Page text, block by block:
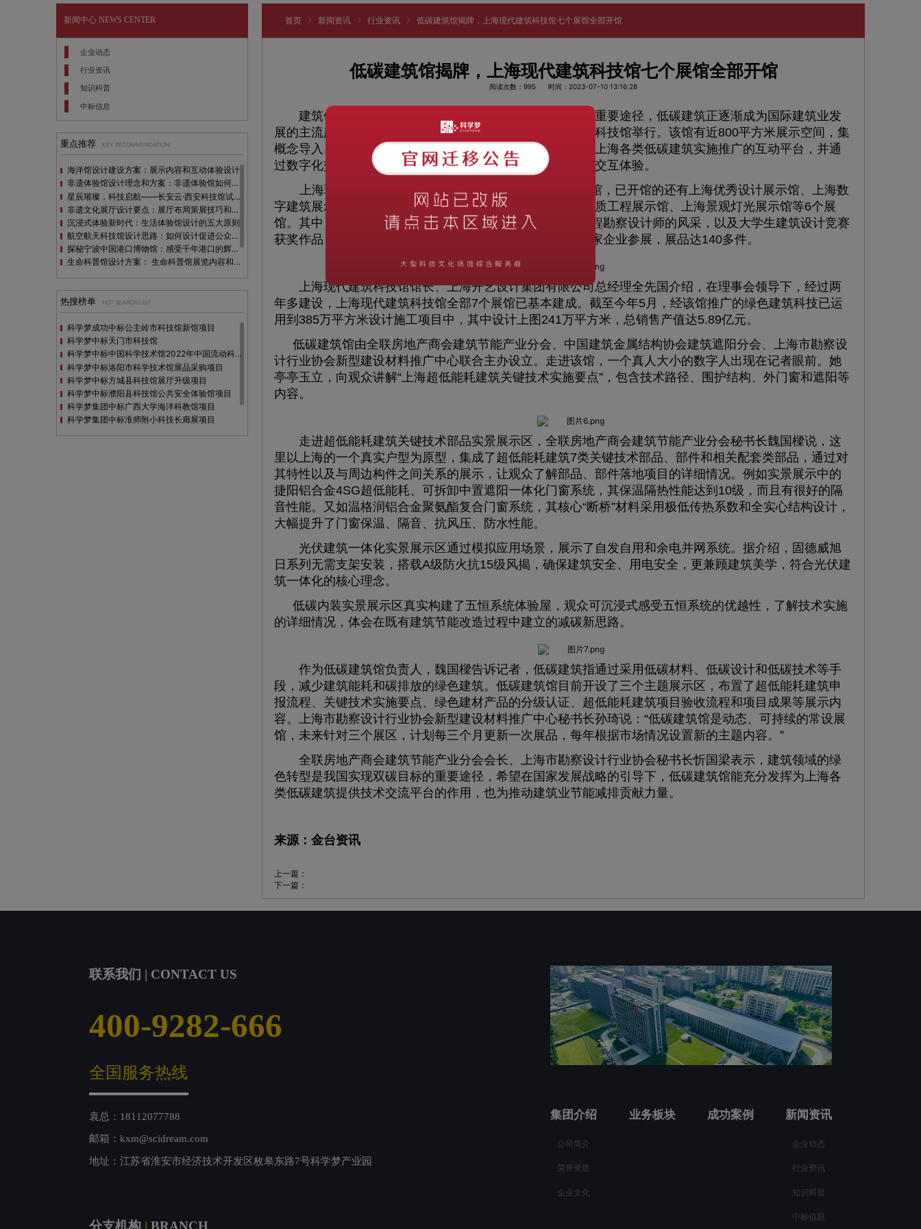
新闻中心NEWS CENTER
企业动态
行业资讯
知识科普
中标信息
重点推荐 KEY RECOMMENDATION
海洋馆设计建设方案：展示内容和互动体验设计
非遗体验馆设计理念和方案：非遗体验馆如何本土化设计？
星辰璀璨，科技启航——长安云·西安科技馆试营业，邀您共赴未来之旅！
非遗文化展厅设计要点：展厅布局策展技巧和创新元素
沉浸式体验新时代：生活体验馆设计的五大原则
航空航天科技馆设计思路：如何设计促进公众的兴趣
探秘宁波中国港口博物馆：感受千年港口的辉煌与变迁
生命科普馆设计方案： ​生命科普馆展览内容和互动方式
全息体验馆设计：打造身临其境的奇妙世界
热搜榜单 HOT SEARCH LIST
科学梦成功中标公主岭市科技馆新馆项目
科学梦中标天门市科技馆
科学梦中标中国科学技术馆2022年中国流动科技馆展览采购
科学梦中标洛阳市科学技术馆展品采购项目
科学梦中标方城县科技馆展厅升级项目
科学梦中标濮阳县科技馆公共安全体验馆项目
科学梦集团中标广西大学海洋科教馆项目
科学梦集团中标淮师附小科技长廊展项目
首页 新闻资讯 行业资讯 低碳建筑馆揭牌，上海现代建筑科技馆七个展馆全部开馆
低碳建筑馆揭牌，上海现代建筑科技馆七个展馆全部开馆
阅读次数：995 时间：2023-07-10 13:16:28
建筑领域的绿色转型是我国实现碳达峰、碳中和目标的重要途径，低碳建筑正逐渐成为国际建筑业发
展的主流趋势。近日，低碳建筑馆揭牌仪式在上海现代建筑科技馆举行。该馆有近800平方米展示空间，集
概念导入、教学展示、成果展览、技术交流于一体，将成为上海各类低碳建筑实施推广的互动平台，并通
过数字化交互与实景展示相结合的方式，为观众提供沉浸式交互体验。
上海现代建筑科技馆是由7个展馆组成，除了低碳建筑馆，已开馆的还有上海优秀设计展示馆、上海数
字建筑展示馆、安装之星展示馆、装饰装修展示馆、上海优质工程展示馆、上海景观灯光展示馆等6个展
馆。其中，优秀设计馆展示了155位第二届上海优秀青年工程勘察设计师的风采，以及大学生建筑设计竞赛
获奖作品；其他馆内展示建筑技术和新型材料，共有110余家企业参展，展品达140多件。
上海现代建筑科技馆馆长、上海开艺设计集团有限公司总经理全先国介绍，在理事会领导下，经过两
年多建设，上海现代建筑科技馆全部7个展馆已基本建成。截至今年5月，经该馆推广的绿色建筑科技已运
用到385万平方米设计施工项目中，其中设计上图241万平方米，总销售产值达5.89亿元。
低碳建筑馆由全联房地产商会建筑节能产业分会、中国建筑金属结构协会建筑遮阳分会、上海市勘察设
计行业协会新型建设材料推广中心联合主办设立。走进该馆，一个真人大小的数字人出现在记者眼前。她
亭亭玉立，向观众讲解“上海超低能耗建筑关键技术实施要点”，包含技术路径、围护结构、外门窗和遮阳等
内容。
走进超低能耗建筑关键技术部品实景展示区，全联房地产商会建筑节能产业分会秘书长魏国樑说，这
里以上海的一个真实户型为原型，集成了超低能耗建筑7类关键技术部品、部件和相关配套类部品，通过对
其特性以及与周边构件之间关系的展示，让观众了解部品、部件落地项目的详细情况。例如实景展示中的
捷阳铝合金4SG超低能耗、可拆卸中置遮阳一体化门窗系统，其保温隔热性能达到10级，而且有很好的隔
音性能。又如温格润铝合金聚氨酯复合门窗系统，其核心“断桥”材料采用极低传热系数和全实心结构设计，
大幅提升了门窗保温、隔音、抗风压、防水性能。
光伏建筑一体化实景展示区通过模拟应用场景，展示了自发自用和余电并网系统。据介绍，固德威旭
日系列无需支架安装，搭载A级防火抗15级风揭，确保建筑安全、用电安全，更兼顾建筑美学，符合光伏建
筑一体化的核心理念。
低碳内装实景展示区真实构建了五恒系统体验屋，观众可沉浸式感受五恒系统的优越性，了解技术实施
的详细情况，体会在既有建筑节能改造过程中建立的减碳新思路。
作为低碳建筑馆负责人，魏国樑告诉记者，低碳建筑指通过采用低碳材料、低碳设计和低碳技术等手
段，减少建筑能耗和碳排放的绿色建筑。低碳建筑馆目前开设了三个主题展示区，布置了超低能耗建筑申
报流程、关键技术实施要点、绿色建材产品的分级认证、超低能耗建筑项目验收流程和项目成果等展示内
容。上海市勘察设计行业协会新型建设材料推广中心秘书长孙琦说：“低碳建筑馆是动态、可持续的常设展
馆，未来针对三个展区，计划每三个月更新一次展品，每年根据市场情况设置新的主题内容。”
全联房地产商会建筑节能产业分会会长、上海市勘察设计行业协会秘书长忻国梁表示，建筑领域的绿
色转型是我国实现双碳目标的重要途径，希望在国家发展战略的引导下，低碳建筑馆能充分发挥为上海各
类低碳建筑提供技术交流平台的作用，也为推动建筑业节能减排贡献力量。
来源：金台资讯
上一篇：
下一篇：
联系我们 | CONTACT US
400-9282-666
全国服务热线
袁总：18112077788
邮箱：kxm@scidream.com
地址：江苏省淮安市经济技术开发区枚皋东路7号科学梦产业园
分支机构 | BRANCH
集团介绍
公司简介
荣誉资质
企业文化
业务板块 成功案例 新闻资讯
企业动态
行业资讯
知识科普
中标信息